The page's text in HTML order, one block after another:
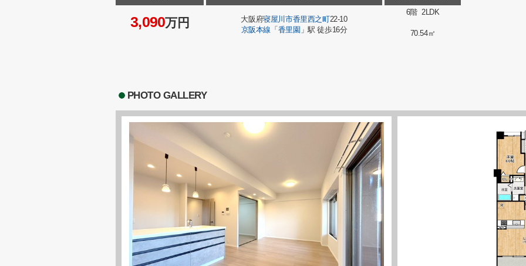
3,090万円 大阪府寝屋川市香里西之町22-10
京阪本線 「 香里園 」駅 徒歩16分
6階 2LDK
70.54㎡
PHOTO GALLERY